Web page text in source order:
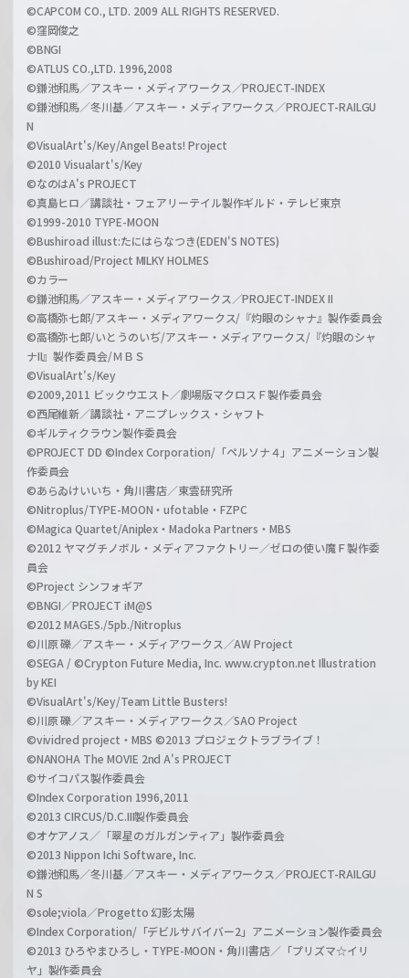
©CAPCOM CO., LTD. 2009 ALL RIGHTS RESERVED.
©窪岡俊之
©BNGI
©ATLUS CO.,LTD. 1996,2008
©鎌池和馬／アスキー・メディアワークス／PROJECT-INDEX
©鎌池和馬／冬川基／アスキー・メディアワークス／PROJECT-RAILGU
N
©VisualArt's/Key/Angel Beats! Project
©2010 Visualart's/Key
©なのはA's PROJECT
©真島ヒロ／講談社・フェアリーテイル製作ギルド・テレビ東京
©1999-2010 TYPE-MOON
©Bushiroad illust:たにはらなつき(EDEN'S NOTES)
©Bushiroad/Project MILKY HOLMES
©カラー
©鎌池和馬／アスキー・メディアワークス／PROJECT-INDEX II
©高橋弥七郎/アスキー・メディアワークス/『灼眼のシャナ』製作委員会
©高橋弥七郎/いとうのいぢ/アスキー・メディアワークス/『灼眼のシャ
ナII』製作委員会/ＭＢＳ
©VisualArt's/Key
©2009,2011 ビックウエスト／劇場版マクロスＦ製作委員会
©西尾維新／講談社・アニプレックス・シャフト
©ギルティクラウン製作委員会
©PROJECT DD ©Index Corporation/「ペルソナ４」アニメーション製
作委員会
©あらゐけいいち・角川書店／東雲研究所
©Nitroplus/TYPE-MOON・ufotable・FZPC
©Magica Quartet/Aniplex・Madoka Partners・MBS
©2012 ヤマグチノボル・メディアファクトリー／ゼロの使い魔Ｆ製作委
員会
©Project シンフォギア
©BNGI／PROJECT iM@S
©2012 MAGES./5pb./Nitroplus
©川原 礫／アスキー・メディアワークス／AW Project
©SEGA / ©Crypton Future Media, Inc. www.crypton.net Illustration
by KEI
©VisualArt's/Key/Team Little Busters!
©川原 礫／アスキー・メディアワークス／SAO Project
©vividred project・MBS ©2013 プロジェクトラブライブ！
©NANOHA The MOVIE 2nd A's PROJECT
©サイコパス製作委員会
©Index Corporation 1996,2011
©2013 CIRCUS/D.C.III製作委員会
©オケアノス／「翠星のガルガンティア」製作委員会
©2013 Nippon Ichi Software, Inc.
©鎌池和馬／冬川基／アスキー・メディアワークス／PROJECT-RAILGU
N S
©sole;viola／Progetto 幻影太陽
©Index Corporation/「デビルサバイバー2」アニメーション製作委員会
©2013 ひろやまひろし・TYPE-MOON・角川書店／「プリズマ☆イリ
ヤ」製作委員会